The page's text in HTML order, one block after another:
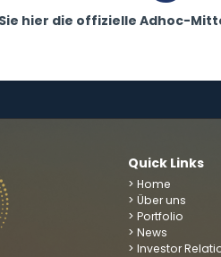
hier die offizielle Adhoc-
Quick Links
> Home
> Über uns
> Portfolio
> News
> Investor